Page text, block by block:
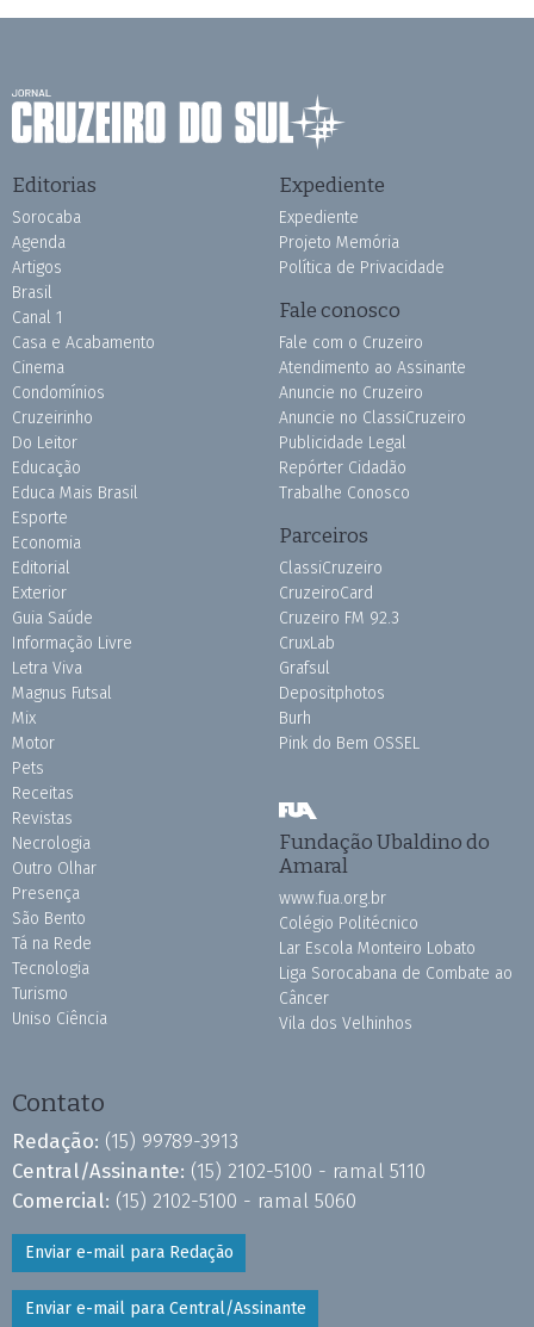
Editorias
Sorocaba
Agenda
Artigos
Brasil
Canal 1
Casa e Acabamento
Cinema
Condomínios
Cruzeirinho
Do Leitor
Educação
Educa Mais Brasil
Esporte
Economia
Editorial
Exterior
Guia Saúde
Informação Livre
Letra Viva
Magnus Futsal
Mix
Motor
Pets
Receitas
Revistas
Necrologia
Outro Olhar
Presença
São Bento
Tá na Rede
Tecnologia
Turismo
Uniso Ciência
Expediente
Expediente
Projeto Memória
Política de Privacidade
Fale conosco
Fale com o Cruzeiro
Atendimento ao Assinante
Anuncie no Cruzeiro
Anuncie no ClassiCruzeiro
Publicidade Legal
Repórter Cidadão
Trabalhe Conosco
Parceiros
ClassiCruzeiro
CruzeiroCard
Cruzeiro FM 92.3
CruxLab
Grafsul
Depositphotos
Burh
Pink do Bem OSSEL
Fundação Ubaldino do
Amaral
www.fua.org.br
Colégio Politécnico
Lar Escola Monteiro Lobato
Liga Sorocabana de Combate ao
Câncer
Vila dos Velhinhos
Contato
Redação: (15) 99789-3913
Central/Assinante: (15) 2102-5100 - ramal 5110
Comercial: (15) 2102-5100 - ramal 5060
Enviar e-mail para Redação
Enviar e-mail para Central/Assinante